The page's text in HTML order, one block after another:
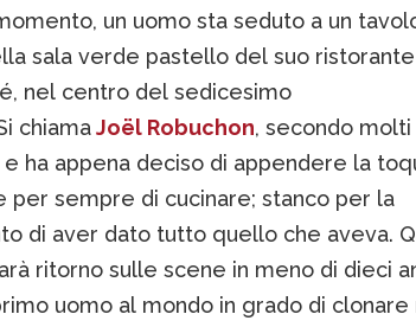
un uomo sta seduto a un
sala verde pastello del suo ristorante
nel centro del sedicesimo
chiamaJoël Robuchon, secondo
ha appena deciso di appendere la
sempre di cucinare; stanco per la
di aver dato tutto quello che aveva.
ritorno sulle scene in meno di dieci
uomo al mondo in grado di clonare